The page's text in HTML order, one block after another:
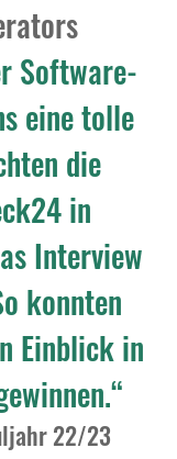
Software-
eine tolle
die
in
Interview
konnten
Einblick in
22/23